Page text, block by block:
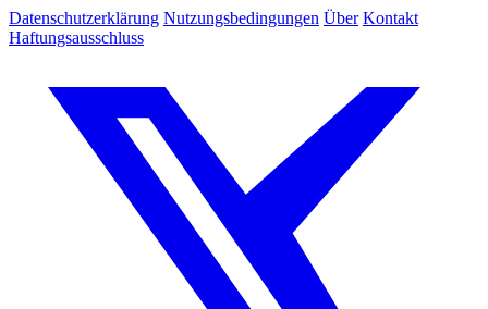
Datenschutzerklärung Nutzungsbedingungen Über Kontakt
Haftungsausschluss